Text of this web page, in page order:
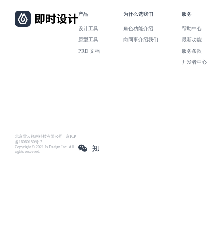
北京雪云锐创科技有限公司 | 京ICP
备16060150号-2
Copyright © 2021 Js.Design Inc. All
rights reserved.
产品
设计工具
原型工具
PRD 文档
为什么选我们
角色功能介绍
向同事介绍我们
服务
帮助中心
最新功能
服务条款
开发者中心